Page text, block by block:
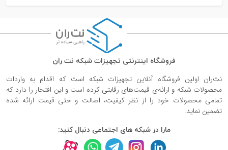
فروشگاه اینترنتی تجهیزات شبکه نت ران
نت‌ران اولین فروشگاه آنلاین تجهیزات شبکه است که اقدام به واردات
محصولات شبکه و ارائه‌ی قیمت‌های رقابتی کرده است و این افتخار را دارد که
تمامی محصولات خود را از نظر کیفیت، اصالت و حتی قیمت ارائه شده
تضمین نماید.
مارا در شبکه های اجتماعی دنبال کنید: